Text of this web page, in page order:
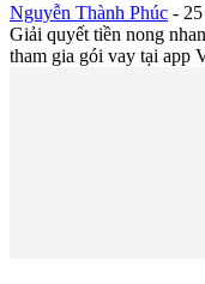
Nguyễn Thành Phúc -
Giải quyết tiền nong
tham gia gói vay tại app